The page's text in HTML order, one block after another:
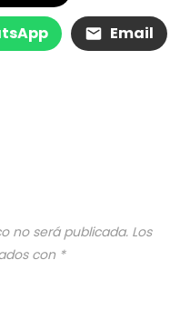
Email
no será publicada. Los
con *